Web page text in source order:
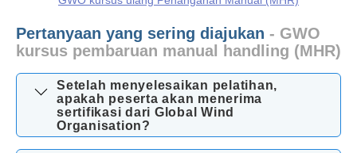
Pertanyaan yang sering diajukan - GWO
kursus pembaruan manual handling (MHR)
Setelah menyelesaikan pelatihan,
apakah peserta akan menerima
sertifikasi dari Global Wind
Organisation?